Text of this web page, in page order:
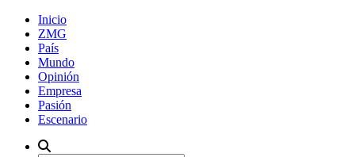
Inicio
ZMG
País
Mundo
Opinión
Empresa
Pasión
Escenario